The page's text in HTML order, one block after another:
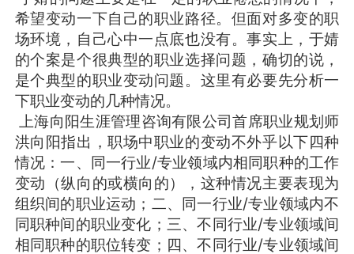
希望变动一下自己的职业路径。但面对多变的职
场环境，自己心中一点底也没有。事实上，于婧
的个案是个很典型的职业选择问题，确切的说，
是个典型的职业变动问题。这里有必要先分析一
下职业变动的几种情况。
上海向阳生涯管理咨询有限公司首席职业规划师
洪向阳指出，职场中职业的变动不外乎以下四种
情况：一、同一行业/专业领域内相同职种的工作
变动（纵向的或横向的），这种情况主要表现为
组织间的职业运动；二、同一行业/专业领域内不
同职种间的职业变化；三、不同行业/专业领域间
相同职种的职位转变；四、不同行业/专业领域间